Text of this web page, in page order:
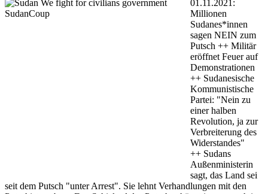
01.11.2021:
Millionen
Sudanes*innen
sagen NEIN zum
Putsch ++ Militär
eröffnet Feuer auf
Demonstrationen
++ Sudanesische
Kommunistische
Partei: "Nein zu
einer halben
Revolution, ja zur
Verbreiterung des
Widerstandes"
++ Sudans
Außenministerin
sagt, das Land sei
seit dem Putsch "unter Arrest". Sie lehnt Verhandlungen mit den